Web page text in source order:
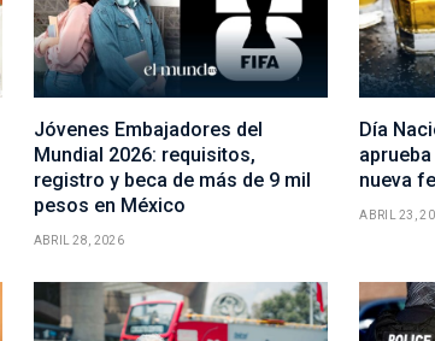
Jóvenes Embajadores del
Mundial 2026: requisitos,
registro y beca de más de 9 mil
pesos en México
ABRIL 28, 2026
Día
nueva
ABRIL 23,